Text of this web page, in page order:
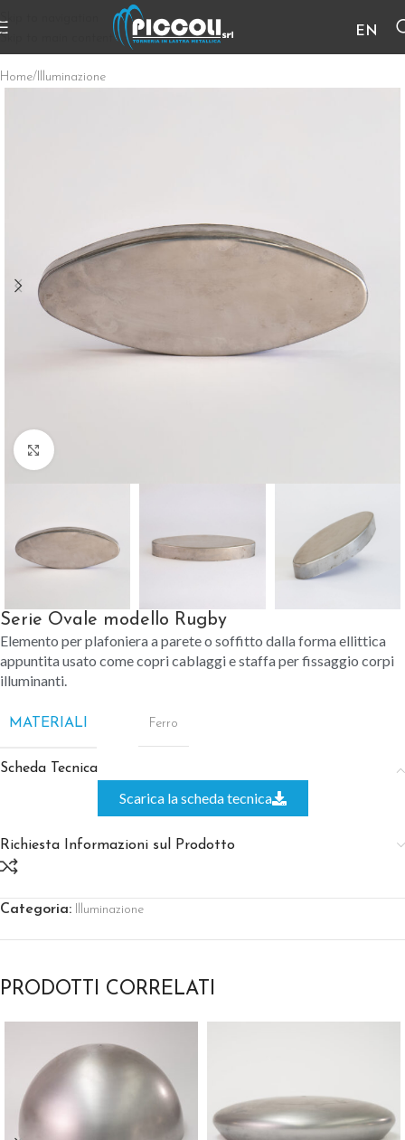
Skip to navigation
EN
Home/Illuminazione
Serie Ovale modello Rugby
Elemento per plafoniera a parete o soffitto dalla forma ellittica
appuntita usato come copri cablaggi e staffa per fissaggio corpi
illuminanti.
MATERIALI Ferro
Scheda Tecnica
Scarica la scheda tecnica
Richiesta Informazioni sul Prodotto
Categoria: Illuminazione
PRODOTTI CORRELATI